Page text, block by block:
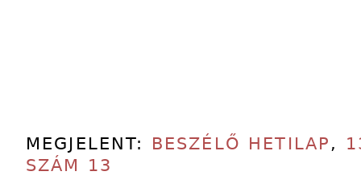
MEGJELENT: BESZÉLŐ HETILAP ,
SZÁM 13